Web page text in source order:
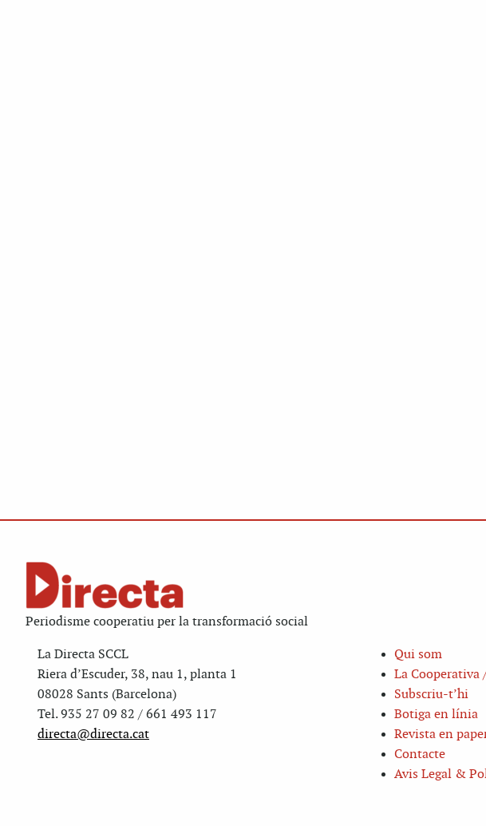
Periodisme cooperatiu per la transformació social
La Directa SCCL
Riera d’Escuder, 38, nau 1, planta 1
08028 Sants (Barcelona)
Tel. 935 27 09 82 / 661 493 117
directa@directa.cat
Qui som
La Cooperativa
Subscriu-t’hi
Botiga en línia
Revista en
Contacte
Avis Legal &